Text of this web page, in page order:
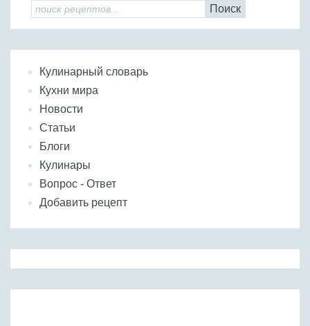
Поиск
Кулинарный словарь
Кухни мира
Новости
Статьи
Блоги
Кулинары
Вопрос - Ответ
Добавить рецепт